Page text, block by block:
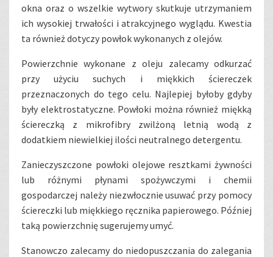
okna oraz o wszelkie wytwory skutkuje utrzymaniem
ich wysokiej trwałości i atrakcyjnego wyglądu. Kwestia
ta również dotyczy powłok wykonanych z olejów.
Powierzchnie wykonane z oleju zalecamy odkurzać
przy użyciu suchych i miękkich ściereczek
przeznaczonych do tego celu. Najlepiej byłoby gdyby
były elektrostatyczne. Powłoki można również miękką
ściereczką z mikrofibry zwilżoną letnią wodą z
dodatkiem niewielkiej ilości neutralnego detergentu.
Zanieczyszczone powłoki olejowe resztkami żywności
lub różnymi płynami spożywczymi i chemii
gospodarczej należy niezwłocznie usuwać przy pomocy
ściereczki lub miękkiego ręcznika papierowego. Później
taką powierzchnię sugerujemy umyć.
Stanowczo zalecamy do niedopuszczania do zalegania